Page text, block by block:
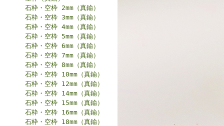
石枠・空枠 2mm（真鍮）
石枠・空枠 3mm（真鍮）
石枠・空枠 4mm（真鍮）
石枠・空枠 5mm（真鍮）
石枠・空枠 6mm（真鍮）
石枠・空枠 7mm（真鍮）
石枠・空枠 8mm（真鍮）
石枠・空枠 10mm（真鍮）
石枠・空枠 12mm（真鍮）
石枠・空枠 14mm（真鍮）
石枠・空枠 15mm（真鍮）
石枠・空枠 16mm（真鍮）
石枠・空枠 18mm（真鍮）